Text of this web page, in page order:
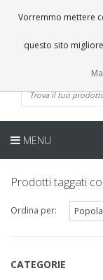
IT
MENU
Prodotti taggati
Ordina per:
CATEGORIE
Vorremmo mettere
questo sito